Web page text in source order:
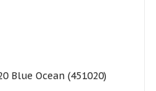
нагревательная 20 Blue Ocean (451020)